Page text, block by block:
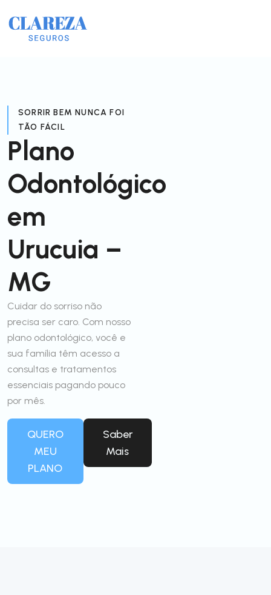
SORRIR BEM NUNCA FOI
TÃO FÁCIL
Plano
Odontológico
em
Urucuia –
MG
Cuidar do sorriso não
precisa ser caro. Com nosso
plano odontológico, você e
sua família têm acesso a
consultas e tratamentos
essenciais pagando pouco
por mês.
QUERO
MEU
PLANO
Saber
Mais